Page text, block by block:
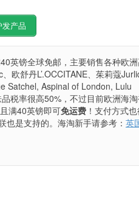
产品
英镑全球免邮，主要销售各种欧
欧舒丹L’.OCCITANE、茱莉蔻
Satchel, Aspinal of London, Lulu
税率很高50%，不过目前欧洲海
且满40英镑即可免运费 ！支付方式也
是支持的。海淘新手请参考： 英